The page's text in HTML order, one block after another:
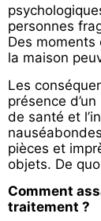
personnes
Des moments
la maison
Les
présence
de santé et
pièces et
objets. De
Comment
traitement ?